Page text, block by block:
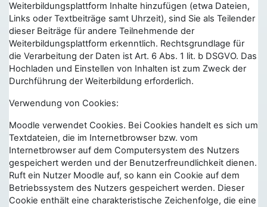
Weiterbildungsplattform Inhalte hinzufügen (etwa Dateien,
Links oder Textbeiträge samt Uhrzeit), sind Sie als Teilender
dieser Beiträge für andere Teilnehmende der
Weiterbildungsplattform erkenntlich. Rechtsgrundlage für
die Verarbeitung der Daten ist Art. 6 Abs. 1 lit. b DSGVO. Das
Hochladen und Einstellen von Inhalten ist zum Zweck der
Durchführung der Weiterbildung erforderlich.
Verwendung von Cookies:
Moodle verwendet Cookies. Bei Cookies handelt es sich um
Textdateien, die im Internetbrowser bzw. vom
Internetbrowser auf dem Computersystem des Nutzers
gespeichert werden und der Benutzerfreundlichkeit dienen.
Ruft ein Nutzer Moodle auf, so kann ein Cookie auf dem
Betriebssystem des Nutzers gespeichert werden. Dieser
Cookie enthält eine charakteristische Zeichenfolge, die eine